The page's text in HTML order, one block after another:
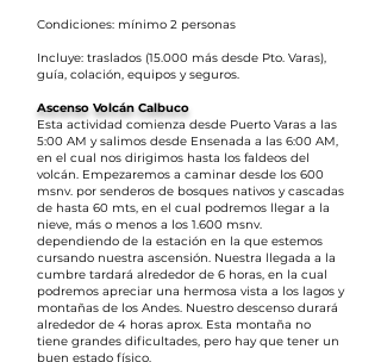
Condiciones: mínimo 2 personas
Incluye: traslados (15.000 más desde Pto. Varas),
guía, colación, equipos y seguros.
Ascenso Volcán Calbuco
Esta actividad comienza desde Puerto Varas a las
5:00 AM y salimos desde Ensenada a las 6:00 AM,
en el cual nos dirigimos hasta los faldeos del
volcán. Empezaremos a caminar desde los 600
msnv. por senderos de bosques nativos y cascadas
de hasta 60 mts, en el cual podremos llegar a la
nieve, más o menos a los 1.600 msnv.
dependiendo de la estación en la que estemos
cursando nuestra ascensión. Nuestra llegada a la
cumbre tardará alrededor de 6 horas, en la cual
podremos apreciar una hermosa vista a los lagos y
montañas de los Andes. Nuestro descenso durará
alrededor de 4 horas aprox. Esta montaña no
tiene grandes dificultades, pero hay que tener un
buen estado físico.